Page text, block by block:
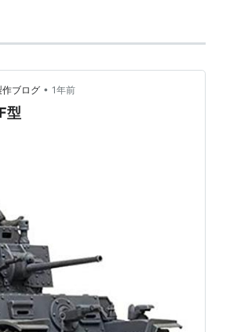
ブログ • 1年前
型